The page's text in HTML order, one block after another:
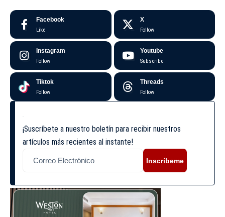
Facebook
Like
X
Follow
Instagram
Follow
Youtube
Subscribe
Tiktok
Follow
Threads
Follow
¡Suscríbete a nuestro boletín para recibir nuestros
artículos más recientes al instante!
Inscríbeme